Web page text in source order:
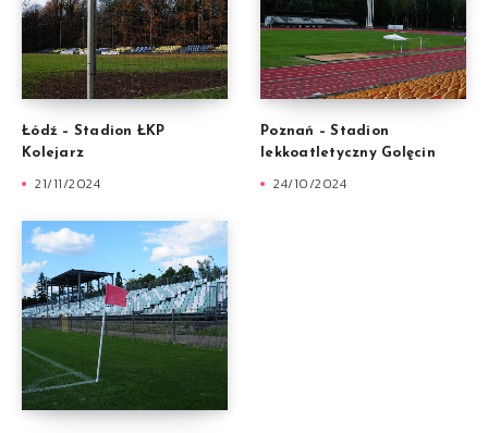
Łódź – Stadion ŁKP
Kolejarz
21/11/2024
Poznań – Stadion
lekkoatletyczny Golęcin
24/10/2024